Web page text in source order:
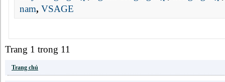
nam, VSAGE
Trang 1 trong 11
Trang chủ